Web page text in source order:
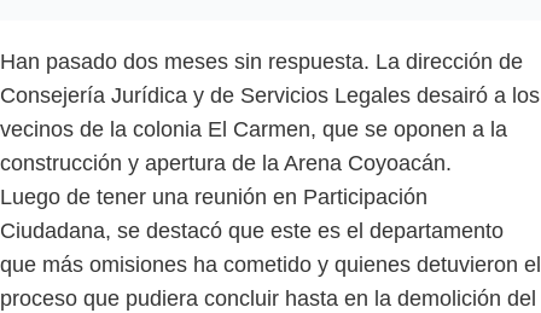
Han pasado dos meses sin respuesta. La dirección de
Consejería Jurídica y de Servicios Legales desairó a los
vecinos de la colonia El Carmen, que se oponen a la
construcción y apertura de la Arena Coyoacán.
Luego de tener una reunión en Participación
Ciudadana, se destacó que este es el departamento
que más omisiones ha cometido y quienes detuvieron el
proceso que pudiera concluir hasta en la demolición del